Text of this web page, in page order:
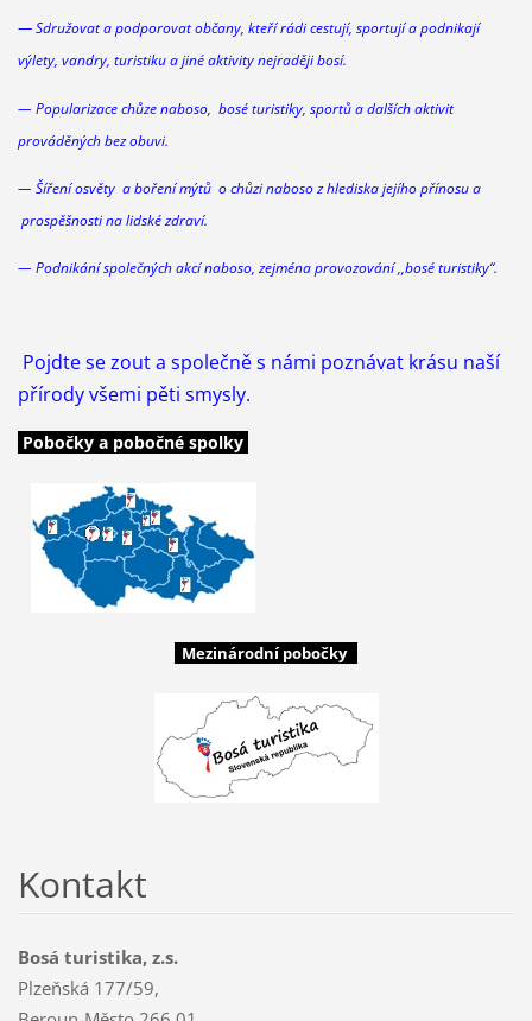
—Sdružovat a podporovat občany, kteří rádi cestují, sportují a podnikají
výlety, vandry, turistiku a jiné aktivity nejraději bosí.
— Popularizace chůze naboso, bosé turistiky, sportů a dalších aktivit
prováděných bez obuvi.
— Šíření osvěty a boření mýtů o chůzinabosoz hlediska jejího přínosu a
prospěšnosti na lidské zdraví.
— Podnikání společných akcínaboso, zejména provozování ,,bosé turistiky“.
Pojdte se zout a společně s námi poznávat krásu naší
přírody všemi pěti smysly.
Pobočky a pobočné spolky
Mezinárodní pobočky
Kontakt
Bosá turistika, z.s.
Plzeňská 177/59,